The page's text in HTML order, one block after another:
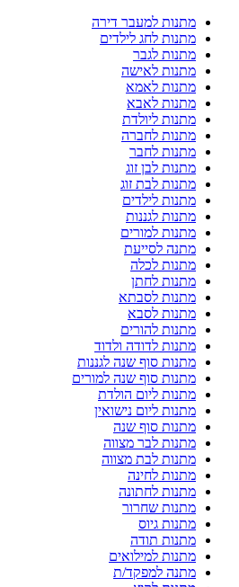
מתנות למעבר דירה
מתנות לחג לילדים
מתנות לגבר
מתנות לאישה
מתנות לאמא
מתנות לאבא
מתנות ליולדת
מתנות לחברה
מתנות לחבר
מתנות לבן זוג
מתנות לבת זוג
מתנות לילדים
מתנות לגננות
מתנות למורים
מתנה לסייעת
מתנות לכלה
מתנות לחתן
מתנות לסבתא
מתנות לסבא
מתנות להורים
מתנות לדודה ולדוד
מתנות סוף שנה לגננות
מתנות סוף שנה למורים
מתנות ליום הולדת
מתנות ליום נישואין
מתנות סוף שנה
מתנות לבר מצווה
מתנות לבת מצווה
מתנות לחינה
מתנות לחתונה
מתנות שחרור
מתנות גיוס
מתנות תודה
מתנות למילואים
מתנה למפקד/ת